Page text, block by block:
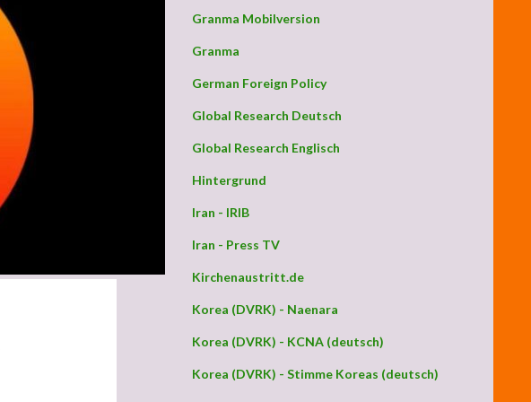
Granma Mobilversion
Granma
German Foreign Policy
Global Research Deutsch
Global Research Englisch
Hintergrund
Iran - IRIB
Iran - Press TV
Kirchenaustritt.de
Korea (DVRK) - Naenara
Korea (DVRK) - KCNA (deutsch)
Korea (DVRK) - Stimme Koreas (deutsch)